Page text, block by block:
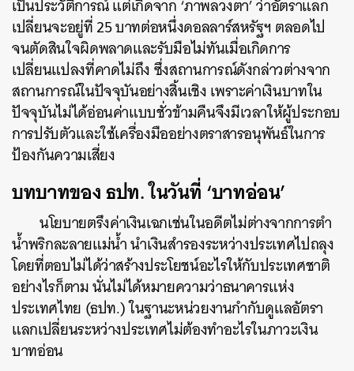
เป็นประวัติการณ์ แต่เกิดจาก ‘ภาพลวงตา’ ว่าอัตราแลก
เปลี่ยนจะอยู่ที่ 25 บาทต่อหนึ่งดอลลาร์สหรัฐฯ ตลอดไป
จนตัดสินใจผิดพลาดและรับมือไม่ทันเมื่อเกิดการ
เปลี่ยนแปลงที่คาดไม่ถึง ซึ่งสถานการณ์ดังกล่าวต่างจาก
สถานการณ์ในปัจจุบันอย่างสิ้นเชิง เพราะค่าเงินบาทใน
ปัจจุบันไม่ได้อ่อนค่าแบบชั่วข้ามคืนจึงมีเวลาให้ผู้ประกอบ
การปรับตัวและใช้เครื่องมืออย่างตราสารอนุพันธ์ในการ
ป้องกันความเสี่ยง
บทบาทของ ธปท. ในวันที่ ‘บาทอ่อน’
นโยบายตรึงค่าเงินเฉกเช่นในอดีตไม่ต่างจากการตำ
น้ำพริกละลายแม่น้ำ นำเงินสำรองระหว่างประเทศไปถลุง
โดยที่ตอบไม่ได้ว่าสร้างประโยชน์อะไรให้กับประเทศชาติ
อย่างไรก็ตาม นั่นไม่ได้หมายความว่าธนาคารแห่ง
ประเทศไทย (ธปท.) ในฐานะหน่วยงานกำกับดูแลอัตรา
แลกเปลี่ยนระหว่างประเทศไม่ต้องทำอะไรในภาวะเงิน
บาทอ่อน
ค้นหา
SHARE TWEET LINE EMAIL